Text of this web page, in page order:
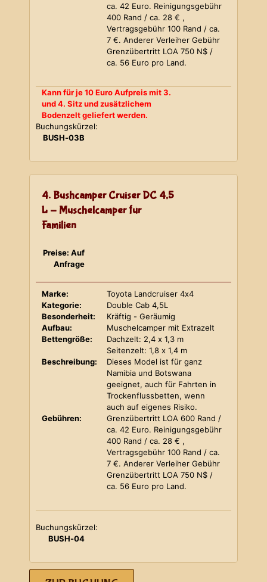
ca. 42 Euro. Reinigungsgebühr
400 Rand / ca. 28 € ,
Vertragsgebühr 100 Rand / ca.
7 €. Anderer Verleiher Gebühr
Grenzübertritt LOA 750 N$ /
ca. 56 Euro pro Land.
Kann für je 10 Euro Aufpreis mit 3.
und 4. Sitz und zusätzlichem
Bodenzelt geliefert werden.
Buchungskürzel:
BUSH-03B
4. Bushcamper Cruiser DC 4,5
L - Muschelcamper für
Familien
Preise: Auf
Anfrage
Marke:
Toyota Landcruiser 4x4
Kategorie:
Double Cab 4,5L
Besonderheit:
Kräftig - Geräumig
Aufbau:
Muschelcamper mit Extrazelt
Bettengröße:
Dachzelt: 2,4 x 1,3 m
Seitenzelt: 1,8 x 1,4 m
Beschreibung:
Dieses Model ist für ganz
Namibia und Botswana
geeignet, auch für Fahrten in
Trockenflussbetten, wenn
auch auf eigenes Risiko.
Gebühren:
Grenzübertritt LOA 600 Rand /
ca. 42 Euro. Reinigungsgebühr
400 Rand / ca. 28 € ,
Vertragsgebühr 100 Rand / ca.
7 €. Anderer Verleiher Gebühr
Grenzübertritt LOA 750 N$ /
ca. 56 Euro pro Land.
Buchungskürzel:
BUSH-04